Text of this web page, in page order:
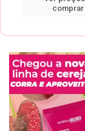
comprar